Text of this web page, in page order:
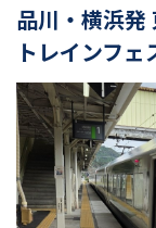
お問い
品川・横浜発
トレインフ